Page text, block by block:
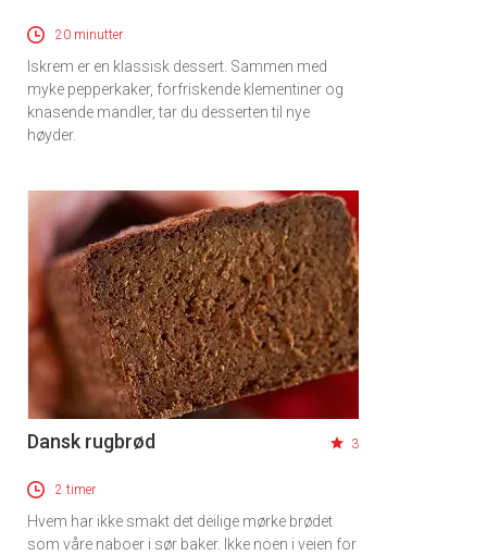
20 minutter
Iskrem er en klassisk dessert. Sammen med
myke pepperkaker, forfriskende klementiner og
knasende mandler, tar du desserten til nye
høyder.
Dansk rugbrød 3
2 timer
Hvem har ikke smakt det deilige mørke brødet
som våre naboer i sør baker. Ikke noen i veien for